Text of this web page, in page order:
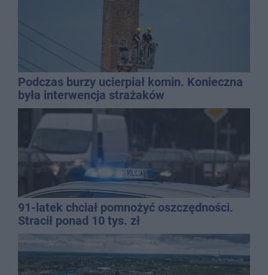
Podczas burzy ucierpiał komin. Konieczna
była interwencja strażaków
91-latek chciał pomnożyć oszczędności.
Stracił ponad 10 tys. zł